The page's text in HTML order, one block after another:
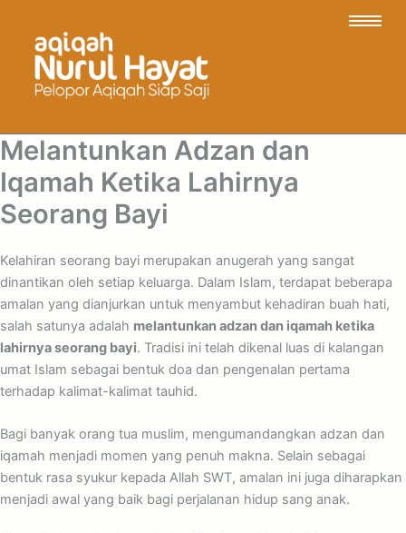
Melantunkan Adzan dan
Iqamah Ketika Lahirnya
Seorang Bayi
Kelahiran seorang bayi merupakan anugerah yang sangat
dinantikan oleh setiap keluarga. Dalam Islam, terdapat beberapa
amalan yang dianjurkan untuk menyambut kehadiran buah hati,
salah satunya adalah melantunkan adzan dan iqamah ketika
lahirnya seorang bayi. Tradisi ini telah dikenal luas di kalangan
umat Islam sebagai bentuk doa dan pengenalan pertama
terhadap kalimat-kalimat tauhid.
Bagi banyak orang tua muslim, mengumandangkan adzan dan
iqamah menjadi momen yang penuh makna. Selain sebagai
bentuk rasa syukur kepada Allah SWT, amalan ini juga diharapkan
menjadi awal yang baik bagi perjalanan hidup sang anak.